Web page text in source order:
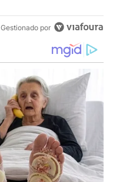
Gestionado por